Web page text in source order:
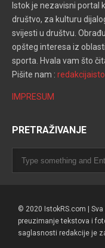
Istok je nezavisni portal
društvo, za kulturu
svijesti u društvu.
opšteg interesa iz
sporta. Hvala vam što
Pišite nam :
IMPRESUM
PRETRAŽIVANJE
© 2020 IstokRS.com |
preuzimanje tekstova i
saglasnosti redakcije je